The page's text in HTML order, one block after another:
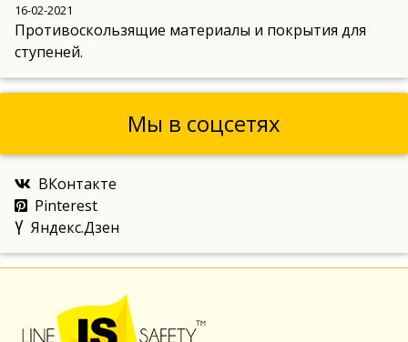
16-02-2021
Противоскользящие материалы и покрытия для
ступеней.
Мы в соцсетях
ВКонтакте
Pinterest
Яндекс.Дзен